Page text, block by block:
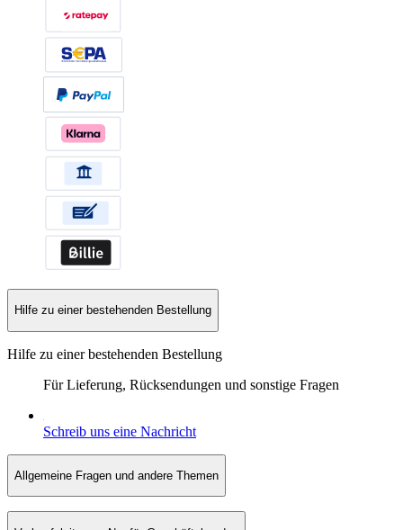
Hilfe zu einer bestehenden Bestellung
Hilfe zu einer bestehenden Bestellung
Für Lieferung, Rücksendungen und sonstige Fragen
Schreib uns eine Nachricht
Allgemeine Fragen und andere Themen